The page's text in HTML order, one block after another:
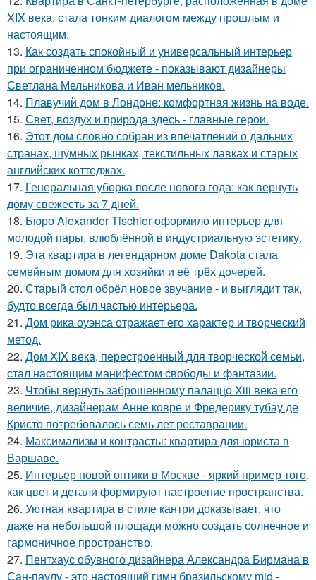
XIX века, стала тонким диалогом между прошлым и
настоящим.
13. Как создать спокойный и универсальный интерьер
при ограниченном бюджете - показывают дизайнеры
Светлана Мельникова и Иван мельников.
14. Плавучий дом в Лондоне: комфортная жизнь на воде.
15. Свет, воздух и природа здесь - главные герои.
16. Этот дом словно собран из впечатлений о дальних
странах, шумных рынках, текстильных лавках и старых
английских коттеджах.
17. Генеральная уборка после нового года: как вернуть
дому свежесть за 7 дней.
18. Бюро Alexander Tischler оформило интерьер для
молодой пары, влюблённой в индустриальную эстетику.
19. Эта квартира в легендарном доме Dakota стала
семейным домом для хозяйки и её трёх дочерей.
20. Старый стол обрёл новое звучание - и выглядит так,
будто всегда был частью интерьера.
21. Дом рика оуэнса отражает его характер и творческий
метод.
22. Дом XIX века, перестроенный для творческой семьи,
стал настоящим манифестом свободы и фантазии.
23. Чтобы вернуть заброшенному палаццо Xiii века его
величие, дизайнерам Анне ковре и Фредерику тубау де
Кристо потребовалось семь лет реставрации.
24. Максимализм и контрасты: квартира для юриста в
Варшаве.
25. Интерьер новой оптики в Москве - яркий пример того,
как цвет и детали формируют настроение пространства.
26. Уютная квартира в стиле кантри доказывает, что
даже на небольшой площади можно создать солнечное и
гармоничное пространство.
27. Пентхаус обувного дизайнера Александра Бирмана в
Сан-паулу - это настоящий гимн бразильскому mid -